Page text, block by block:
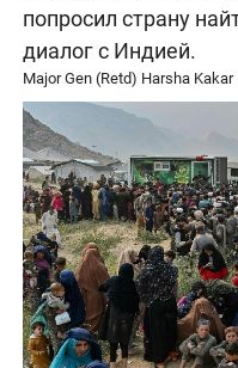
попросил страну
диалог с Индией.
Major Gen (Retd) Harsha Kakar